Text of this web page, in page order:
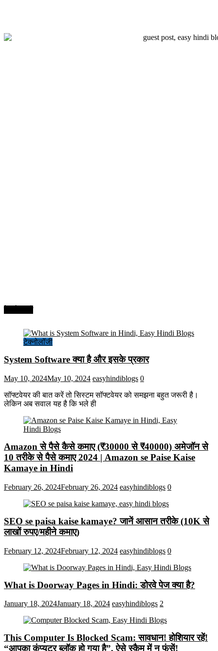
टेक्नोलॉजी
System Software क्या है और इसके प्रकार
May 10, 2024May 10, 2024 easyhindiblogs 0
सॉफ्टवेयर की बात करें तो सिस्टम सॉफ्टवेयर को समझना बहुत जरूरी है।
लेकिन अब सवाल यह है कि भले ही
Amazon से पैसे कैसे कमाए (₹30000 से ₹40000) अमेजॉन से
10 तरीके से पैसे कमाए 2024 | Amazon se Paise Kaise
Kamaye in Hindi
February 26, 2024February 26, 2024 easyhindiblogs 0
SEO se paisa kaise kamaye? जानें आसान तरीके (10K से
लाखों रुपए/महीने कमाए)
February 12, 2024February 12, 2024 easyhindiblogs 0
What is Doorway Pages in Hindi: डोरवे पेज क्या है?
January 18, 2024January 18, 2024 easyhindiblogs 2
This Computer Is Blocked Scam: सावधान! होशियार रहें!
“आपका कंप्यूटर ब्लॉक हो गया है”, ऐसे स्कैम में न फंसें!